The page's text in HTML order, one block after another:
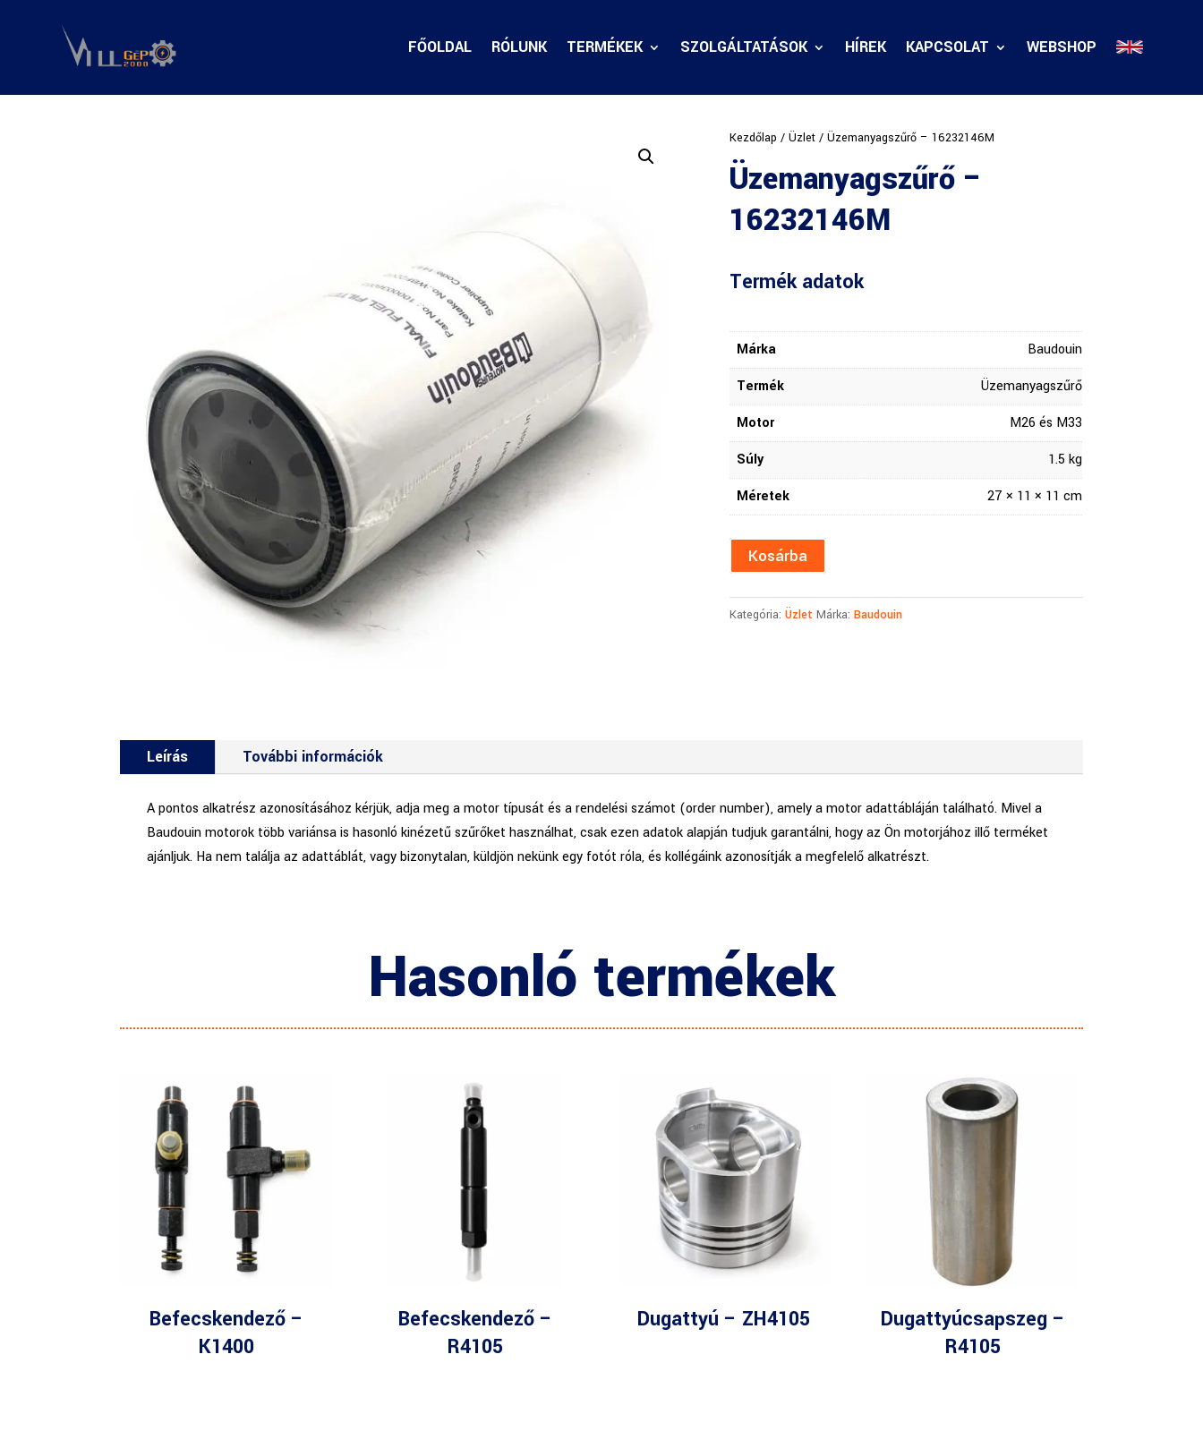
FŐOLDAL RÓLUNK TERMÉKEK SZOLGÁLTATÁSOK HÍREK KAPCSOLAT WEBSHOP
Kezdőlap / Üzlet/ Üzemanyagszűrő – 16232146M
Üzemanyagszűrő –
16232146M
Termék adatok
Márka
Baudouin
Termék
Üzemanyagszűrő
Motor
M26 és M33
Súly
1.5 kg
Méretek
27 × 11 × 11 cm
Kosárba
Kategória: Üzlet Márka: Baudouin
Leírás További információk
A pontos alkatrész azonosításához kérjük, adja meg a motor típusát és a rendelési számot (order number), amely a motor adattábláján található. Mivel a
Baudouin motorok több variánsa is hasonló kinézetű szűrőket használhat, csak ezen adatok alapján tudjuk garantálni, hogy az Ön motorjához illő terméket
ajánljuk. Ha nem találja az adattáblát, vagy bizonytalan, küldjön nekünk egy fotót róla, és kollégáink azonosítják a megfelelő alkatrészt.
Hasonló termékek
Befecskendező –
K1400
Befecskendező –
R4105
Dugattyú – ZH4105
Dugattyúcsapszeg –
R4105